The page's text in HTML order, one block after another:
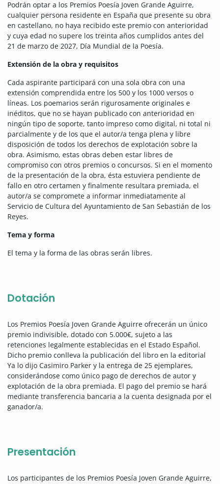
Podrán optar a los Premios Poesía Joven Grande Aguirre,
cualquier persona residente en España que presente su obra
en castellano, no haya recibido este premio con anterioridad
y cuya edad no supere los treinta años cumplidos antes del
21 de marzo de 2027, Día Mundial de la Poesía.
Extensión de la obra y requisitos
Cada aspirante participará con una sola obra con una
extensión comprendida entre los 500 y los 1000 versos o
líneas. Los poemarios serán rigurosamente originales e
inéditos, que no se hayan publicado con anterioridad en
ningún tipo de soporte, tanto impreso como digital, ni total ni
parcialmente y de los que el autor/a tenga plena y libre
disposición de todos los derechos de explotación sobre la
obra. Asimismo, estas obras deben estar libres de
compromiso con otros premios o concursos. Si en el momento
de la presentación de la obra, ésta estuviera pendiente de
fallo en otro certamen y finalmente resultara premiada, el
autor/a se compromete a informar inmediatamente al
Servicio de Cultura del Ayuntamiento de San Sebastián de los
Reyes.
Tema y forma
El tema y la forma de las obras serán libres.
Dotación
Los Premios Poesía Joven Grande Aguirre ofrecerán un único
premio indivisible, dotado con 5.000€, sujeto a las
retenciones legalmente establecidas en el Estado Español.
Dicho premio conlleva la publicación del libro en la editorial
Ya lo dijo Casimiro Parker y la entrega de 25 ejemplares,
considerándose como único pago de derechos de autor y
explotación de la obra premiada. El pago del premio se hará
mediante transferencia bancaria a la cuenta designada por el
ganador/a.
Presentación
Los participantes de los Premios Poesía Joven Grande Aguirre,